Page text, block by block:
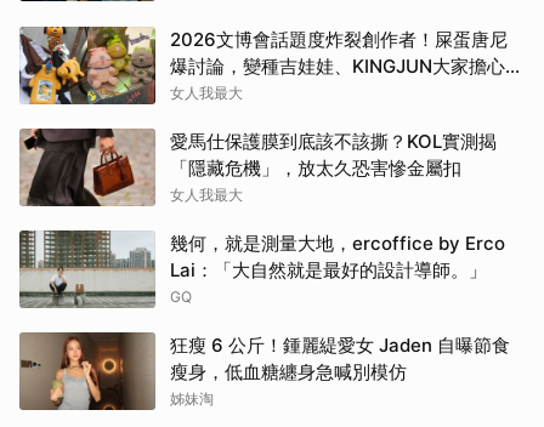
2026文博會話題度炸裂創作者！屎蛋唐尼
爆討論，變種吉娃娃、KINGJUN大家擔心買
不到
女人我最大
愛馬仕保護膜到底該不該撕？KOL實測揭
「隱藏危機」，放太久恐害慘金屬扣
女人我最大
幾何，就是測量大地，ercoffice by Erco
Lai：「大自然就是最好的設計導師。」
GQ
狂瘦 6 公斤！鍾麗緹愛女 Jaden 自曝節食
瘦身，低血糖纏身急喊別模仿
姊妹淘